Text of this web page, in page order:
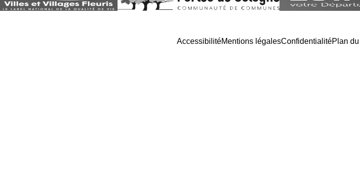
AccessibilitéMentions légalesConfidentialitéPlan